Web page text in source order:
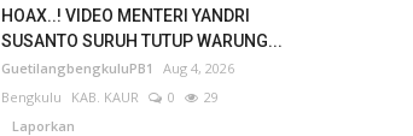
HOAX..! VIDEO MENTERI YANDRI
SUSANTO SURUH TUTUP WARUNG...
GuetilangbengkuluPB1
Aug 4, 2026
Bengkulu
KAB. KAUR 0
29
Laporkan